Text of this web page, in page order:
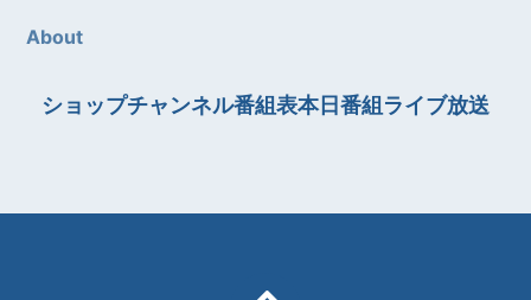
About
ショップチャンネル番組表本日番組ライブ放送